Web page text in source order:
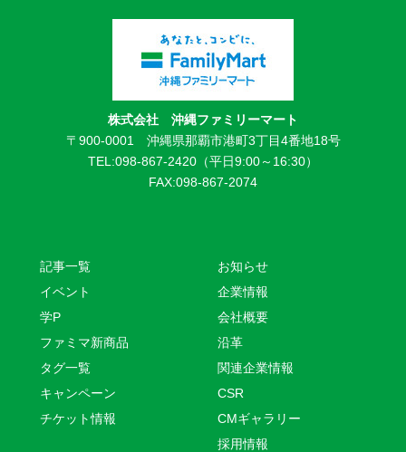
株式会社 沖縄ファミリーマート
〒900-0001 沖縄県那覇市港町3丁目4番地18号
TEL:098-867-2420（平日9:00～16:30）
FAX:098-867-2074
記事一覧
イベント
学P
ファミマ新商品
タグ一覧
キャンペーン
チケット情報
お知らせ
企業情報
会社概要
沿革
関連企業情報
CSR
CMギャラリー
採用情報